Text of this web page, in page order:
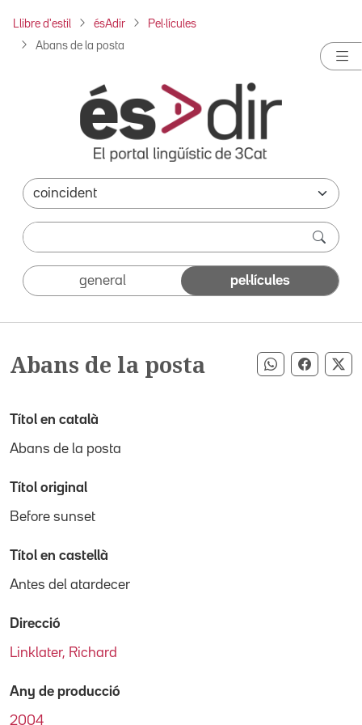
Llibre d'estil ésAdir Pel·lícules
Abans de la posta
general pel·lícules
Abans de la posta Compartir
Títol en català
Abans de la posta
Títol original
Before sunset
Títol en castellà
Antes del atardecer
Direcció
Linklater, Richard
Any de producció
2004